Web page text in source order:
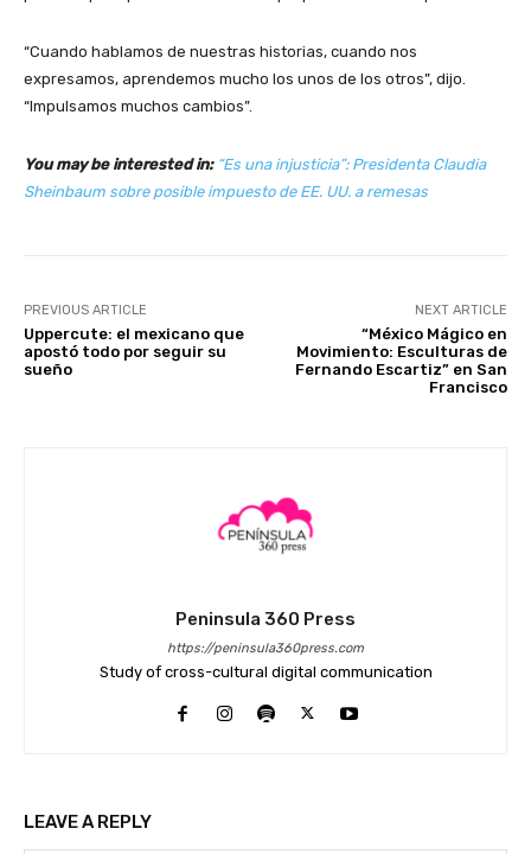
“Cuando hablamos de nuestras historias, cuando nos
expresamos, aprendemos mucho los unos de los otros”, dijo.
“Impulsamos muchos cambios”.
You may be interested in: “Es una injusticia”: Presidenta Claudia
Sheinbaum sobre posible impuesto de EE. UU. a remesas
PREVIOUS ARTICLE
Uppercute: el mexicano que
apostó todo por seguir su
sueño
NEXT ARTICLE
“México Mágico en
Movimiento: Esculturas de
Fernando Escartiz” en San
Francisco
Peninsula 360 Press
https://peninsula360press.com
Study of cross-cultural digital communication
LEAVE A REPLY